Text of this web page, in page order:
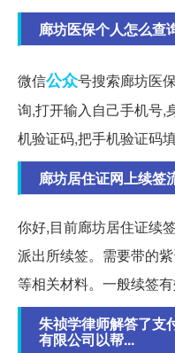
廊坊医保个人怎么查
微信公众号搜索廊坊医
询,打开输入自己手机号,
机验证码,把手机验证码
廊坊居住证网上续签
你好,目前廊坊居住证续
派出所续签。需要带的
等相关材料。一般续签有
朱祯学律师解答了支
有限公司以帮...